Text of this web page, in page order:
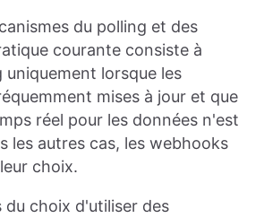
du polling et des
courante consiste à
uniquement lorsque les
mises à jour et que
réel pour les données n'est
les autres cas, les webhooks
choix.
du choix d'utiliser des